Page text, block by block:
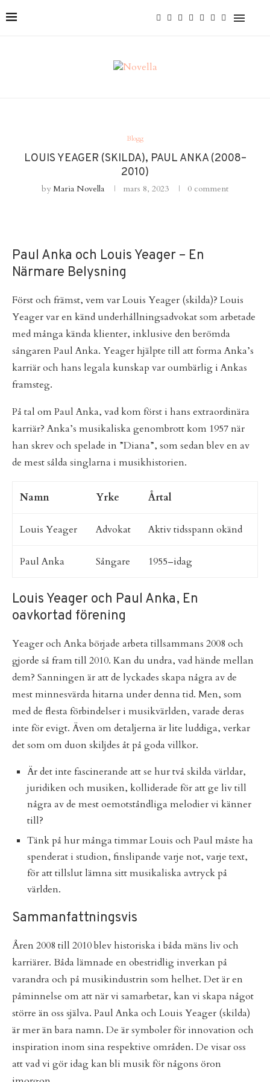
Blogg
LOUIS YEAGER (SKILDA), PAUL ANKA (2008–
2010)
byMaria Novella mars 8, 2023 0 comment
Paul Anka och Louis Yeager – En
Närmare Belysning
Först och främst, vem var Louis Yeager (skilda)? Louis
Yeager var en känd underhållningsadvokat som arbetade
med många kända klienter, inklusive den berömda
sångaren Paul Anka. Yeager hjälpte till att forma Anka’s
karriär och hans legala kunskap var oumbärlig i Ankas
framsteg.
På tal om Paul Anka, vad kom först i hans extraordinära
karriär? Anka’s musikaliska genombrott kom 1957 när
han skrev och spelade in ”Diana”, som sedan blev en av
de mest sålda singlarna i musikhistorien.
Namn Yrke Årtal
Louis Yeager Advokat Aktiv tidsspann okänd
Paul Anka Sångare 1955–idag
Louis Yeager och Paul Anka, En
oavkortad förening
Yeager och Anka började arbeta tillsammans 2008 och
gjorde så fram till 2010. Kan du undra, vad hände mellan
dem? Sanningen är att de lyckades skapa några av de
mest minnesvärda hitarna under denna tid. Men, som
med de flesta förbindelser i musikvärlden, varade deras
inte för evigt. Även om detaljerna är lite luddiga, verkar
det som om duon skiljdes åt på goda villkor.
Är det inte fascinerande att se hur två skilda världar,
juridiken och musiken, kolliderade för att ge liv till
några av de mest oemotståndliga melodier vi känner
till?
Tänk på hur många timmar Louis och Paul måste ha
spenderat i studion, finslipande varje not, varje text,
för att tillslut lämna sitt musikaliska avtryck på
världen.
Sammanfattningsvis
Åren 2008 till 2010 blev historiska i båda mäns liv och
karriärer. Båda lämnade en obestridlig inverkan på
varandra och på musikindustrin som helhet. Det är en
påminnelse om att när vi samarbetar, kan vi skapa något
större än oss själva. Paul Anka och Louis Yeager (skilda)
är mer än bara namn. De är symboler för innovation och
inspiration inom sina respektive områden. De visar oss
att vad vi gör idag kan bli musik för någons öron